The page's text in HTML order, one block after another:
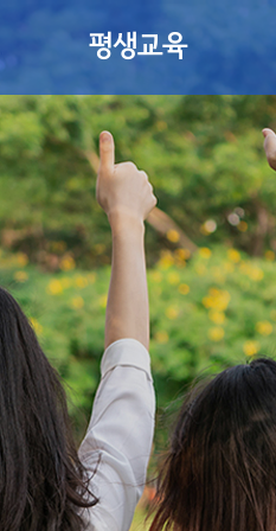
평생교육